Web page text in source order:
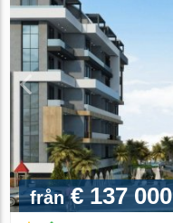
från€ 137 000